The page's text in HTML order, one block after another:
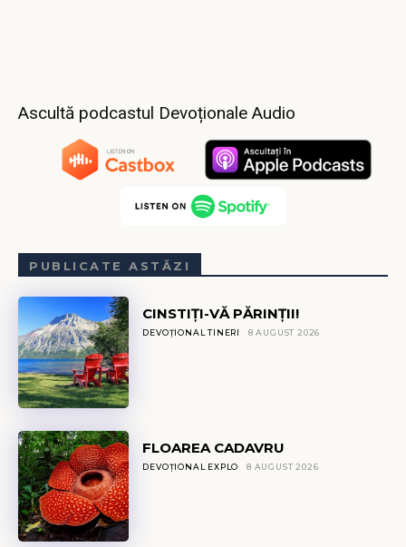
Ascultă podcastul Devoționale Audio
PUBLICATE ASTĂZI
CINSTIȚI-VĂ PĂRINȚII!
DEVOȚIONAL TINERI 8 AUGUST 2026
FLOAREA CADAVRU
DEVOȚIONAL EXPLO 8 AUGUST 2026